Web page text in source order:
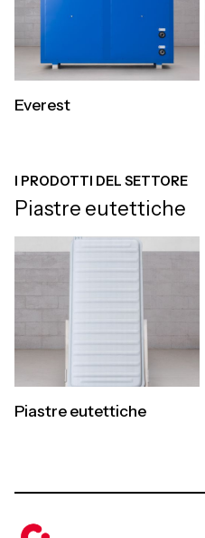
Everest
I PRODOTTI DEL SETTORE
Piastre eutettiche
Piastre eutettiche